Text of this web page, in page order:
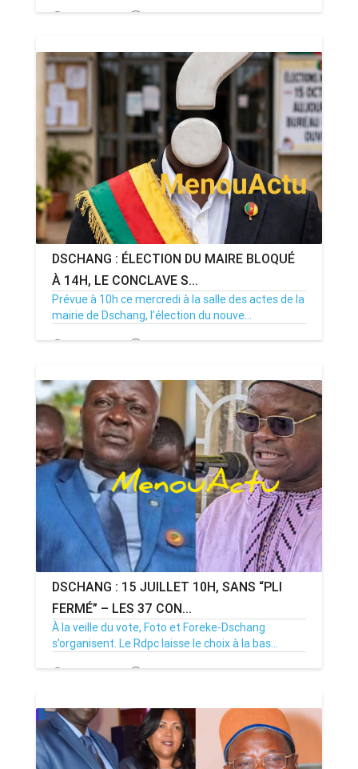
20/07/26 Par MenouActu 0
DSCHANG : ÉLECTION DU MAIRE BLOQUÉ
À 14H, LE CONCLAVE S...
Prévue à 10h ce mercredi à la salle des actes de la
mairie de Dschang, l’élection du nouve...
15/07/26 Par MenouActu 0
DSCHANG : 15 JUILLET 10H, SANS “PLI
FERMÉ” – LES 37 CON...
À la veille du vote, Foto et Foreke-Dschang
s’organisent. Le Rdpc laisse le choix à la bas...
14/07/26 Par MenouActu 0